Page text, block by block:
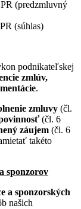
(predzmluvný
(súhlas)
podnikateľskej
zmlúv,
.
zmluvy (čl.
(čl. 6
záujem (čl. 6
takéto
sponzorov
a sponzorských
našich